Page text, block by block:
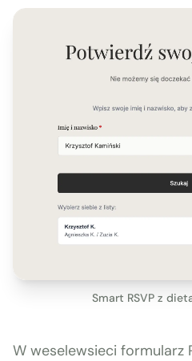
Smart RSVP z
W weselewsieci formularz